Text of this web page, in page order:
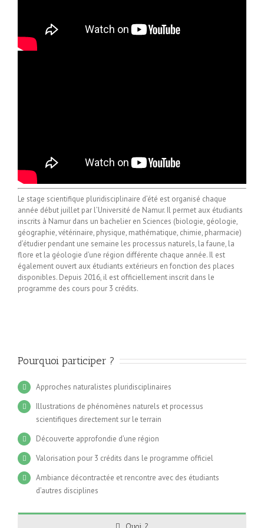
Le stage scientifique pluridisciplinaire d’été est organisé chaque
année début juillet par l’Université de Namur. Il permet aux étudiants
inscrits à Namur dans un bachelier en Sciences (biologie, géologie,
géographie, vétérinaire, physique, mathématique, chimie, pharmacie)
d’étudier pendant une semaine les processus naturels, la faune, la
flore et la géologie d’une région différente chaque année. Il est
également ouvert aux étudiants extérieurs en fonction des places
disponibles. Depuis 2016, il est officiellement inscrit dans le
programme des cours pour 3 crédits.
Pourquoi participer ?
Approches naturalistes pluridisciplinaires
Illustrations de phénomènes naturels et processus
scientifiques directement sur le terrain
Découverte approfondie d’une région
Valorisation pour 3 crédits dans le programme officiel
Ambiance décontractée et rencontre avec des étudiants
d’autres disciplines